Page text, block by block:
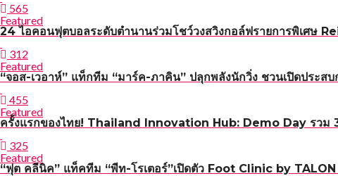
565
Featured
24 ไอคอนฟุตบอลระดับตำนานร่วมโชว์วงสวิงกอล์ฟรายการพิเศษ
312
Featured
“จอส-เวอาห์” แท็กทีม “มาร์ค-ภาคิน” ปลุกพลังนักวิ่ง ชวนเปิดปร
455
Featured
ครั้งแรกของไทย! Thailand Innovation Hub: Demo Day รวม 3
325
Featured
“ฟุต คลีนิค” แท็คทีม “พีท-โรเตอร์”เปิดตัว Foot Clinic by